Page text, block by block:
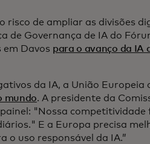
risco de ampliar as divisões
de Governança de IA do
em Davos para o avanço da IA
da IA, a União Europeia
mundo. A presidente da
"Nossa
E a Europa precisa
o uso responsável da IA.”